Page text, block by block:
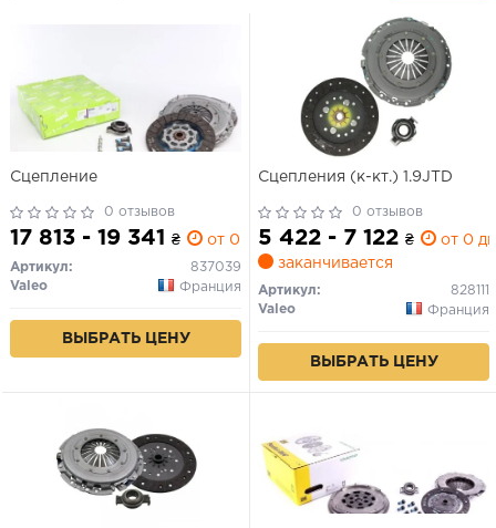
Сцепление
0 отзывов
17 813 - 19 341 ₴ от 0 дн.
Артикул:
837039
Valeo
Франция
ВЫБРАТЬ ЦЕНУ
Сцепления (к-кт.) 1.9JTD
0 отзывов
5 422 - 7 122 ₴
от 0
заканчивается
Артикул:
828111
Valeo
Франция
ВЫБРАТЬ ЦЕНУ